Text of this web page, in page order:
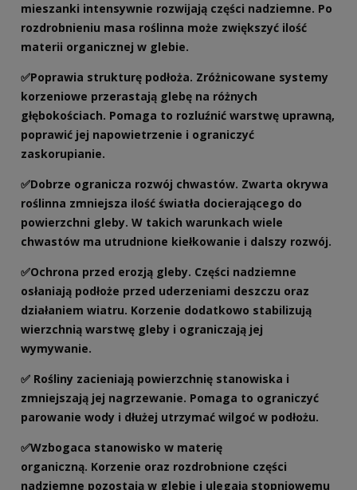
mieszanki intensywnie rozwijają części nadziemne. Po
rozdrobnieniu masa roślinna może zwiększyć ilość
materii organicznej w glebie.
✅Poprawia strukturę podłoża. Zróżnicowane systemy
korzeniowe przerastają glebę na różnych
głębokościach. Pomaga to rozluźnić warstwę uprawną,
poprawić jej napowietrzenie i ograniczyć
zaskorupianie.
✅Dobrze ogranicza rozwój chwastów. Zwarta okrywa
roślinna zmniejsza ilość światła docierającego do
powierzchni gleby. W takich warunkach wiele
chwastów ma utrudnione kiełkowanie i dalszy rozwój.
✅Ochrona przed erozją gleby. Części nadziemne
osłaniają podłoże przed uderzeniami deszczu oraz
działaniem wiatru. Korzenie dodatkowo stabilizują
wierzchnią warstwę gleby i ograniczają jej
wymywanie.
✅ Rośliny zacieniają powierzchnię stanowiska i
zmniejszają jej nagrzewanie. Pomaga to ograniczyć
parowanie wody i dłużej utrzymać wilgoć w podłożu.
✅Wzbogaca stanowisko w materię
organiczną. Korzenie oraz rozdrobnione części
nadziemne pozostają w glebie i ulegają stopniowemu